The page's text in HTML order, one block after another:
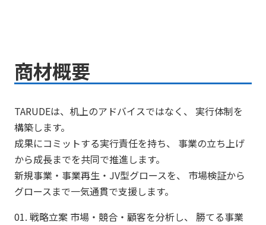
商材概要
TARUDEは、机上のアドバイスではなく、 実行体制を
構築します。
成果にコミットする実行責任を持ち、 事業の立ち上げ
から成長までを共同で推進します。
新規事業・事業再生・JV型グロースを、 市場検証から
グロースまで一気通貫で支援します。
01. 戦略立案 市場・競合・顧客を分析し、 勝てる事業